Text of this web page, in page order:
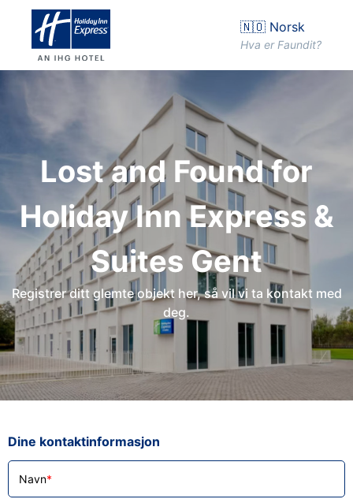
🇳🇴 Norsk
Hva er Faundit?
Lost and Found for
Holiday Inn Express &
Suites Gent
Registrer ditt glemte objekt her, så vil vi ta kontakt med
deg.
Dine kontaktinformasjon
Navn